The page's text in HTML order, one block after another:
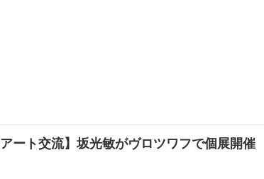
アート交流】坂光敏がヴロツワフで個展開催